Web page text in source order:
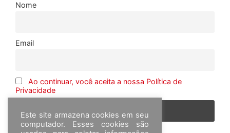
Nome
Email
Ao continuar, você aceita a nossa Política de
Privacidade
Este site armazena cookies em seu
computador. Esses cookies são